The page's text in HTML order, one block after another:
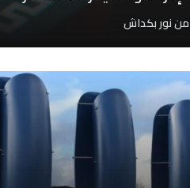
أمنية!
مننور بكداش